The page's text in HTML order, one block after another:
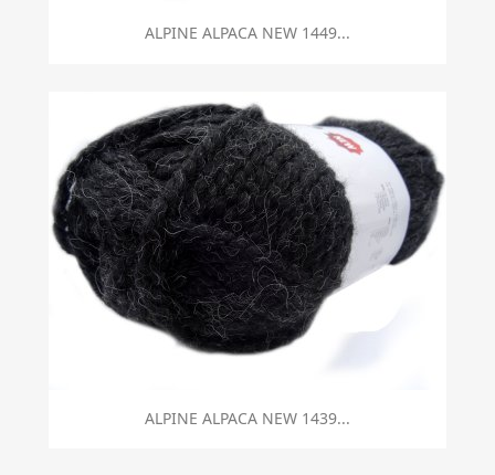
ALPINE ALPACA NEW 1449...
ALPINE ALPACA NEW 1439...